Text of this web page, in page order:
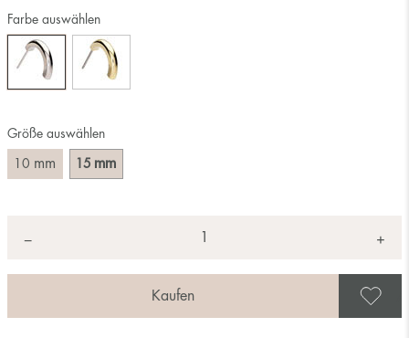
Größe auswählen
10 mm 15 mm
Farbe auswählen
− +